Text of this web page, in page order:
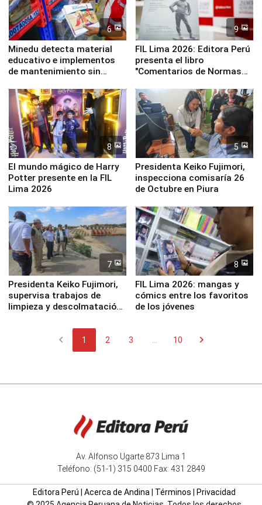
6
Minedu detecta material
educativo e implementos
de mantenimiento sin
la UGEL 2
9
FIL Lima 2026: Editora Perú
presenta el libro
"Comentarios de Normas
Derecho Colectivo"
8
El mundo mágico de Harry
Potter presente en la FIL
Lima 2026
5
Presidenta Keiko Fujimori,
inspecciona comisaría 26
de Octubre en Piura
7
Presidenta Keiko Fujimori,
supervisa trabajos de
limpieza y descolmatación
8
FIL Lima 2026: mangas y
cómics entre los favoritos
de los jóvenes
chevron_left 1 2 3 10 chevron_right
Av. Alfonso Ugarte 873 Lima 1
Teléfono: (51-1) 315 0400 Fax: 431 2849
Editora Perú Acerca de Andina| Términos
Privacidad